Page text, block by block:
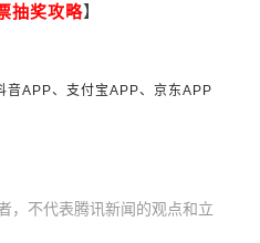
抽奖攻略】
音APP、支付宝APP、京东APP
，不代表腾讯新闻的观点和立